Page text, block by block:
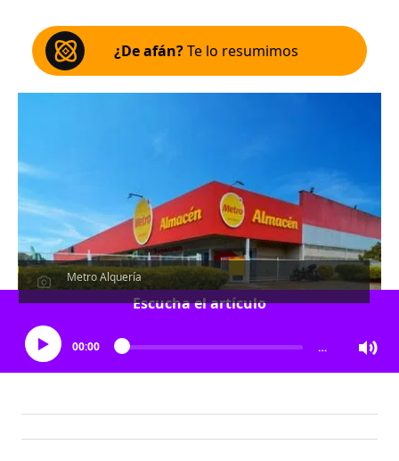
¿De afán?Te lo resumimos
Metro Alquería
Escucha el artículo
00:00 …